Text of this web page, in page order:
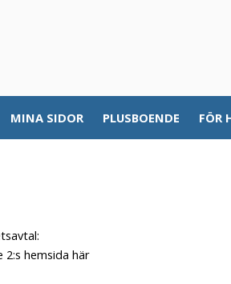
MINA SIDOR PLUSBOENDE FÖR
2:s hemsida här